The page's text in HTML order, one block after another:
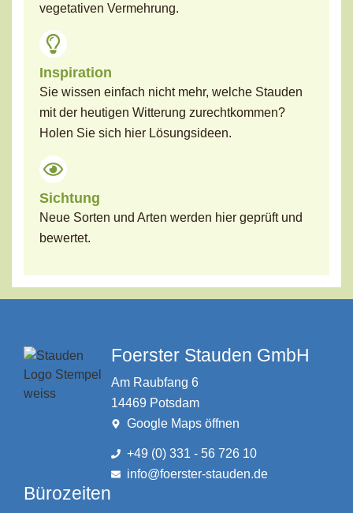
vegetativen Vermehrung.
Inspiration
Sie wissen einfach nicht mehr, welche Stauden
mit der heutigen Witterung zurechtkommen?
Holen Sie sich hier Lösungsideen.
Sichtung
Neue Sorten und Arten werden hier geprüft und
bewertet.
Foerster Stauden GmbH
Am Raubfang 6
14469 Potsdam
Google Maps öffnen
+49 (0) 331 - 56 726 10
info@foerster-stauden.de
Bürozeiten